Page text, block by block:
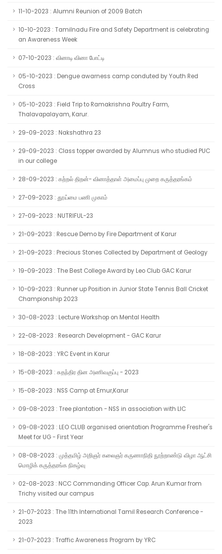
11-10-2023 : Alumni Reunion of 2009 Batch
10-10-2023 : Tamilnadu Fire and Safety Department is celebrating
an Awareness Week
07-10-2023 : வினாடி வினா போட்டி
05-10-2023 : Dengue awarness camp conduted by Youth Red
Cross
05-10-2023 : Field Trip to Ramakrishna Poultry Farm,
Thalavapalayam, Karur.
29-09-2023 : Nakshathra 23
29-09-2023 : Class topper awarded by Alumnus who studied PUC
in our college
28-09-2023 : கற்றல் திறன்- வினாத்தாள் அமைப்பு முறை கருத்தரங்கம்
27-09-2023 : தூய்மை பணி முகாம்
27-09-2023 : NUTRIFUL-23
21-09-2023 : Rescue Demo by Fire Department of Karur
21-09-2023 : Precious Stones Collected by Department of Geology
19-09-2023 : The Best College Award by Leo Club GAC Karur
10-09-2023 : Runner up Position in Junior State Tennis Ball Cricket
Championship 2023
30-08-2023 : Lecture Workshop on Mental Health
22-08-2023 : Research Development - GAC Karur
18-08-2023 : YRC Event in Karur
15-08-2023 : சுதந்திர தின அணிவகுப்பு - 2023
15-08-2023 : NSS Camp at Emur,Karur
09-08-2023 : Tree plantation - NSS in association with LIC
09-08-2023 : LEO CLUB organised orientation Programme Fresher's
Meet for UG - First Year
08-08-2023 : முத்தமிழ் அறிஞர் கலைஞர் கருணாநிதி நூற்றாண்டு விழா ஆட்சி
மொழிக் கருத்தரங்க நிகழ்வு
02-08-2023 : NCC Commanding Officer Cap. Arun Kumar from
Trichy visited our campus
21-07-2023 : The 11th International Tamil Research Conference -
2023
21-07-2023 : Traffic Awareness Program by YRC